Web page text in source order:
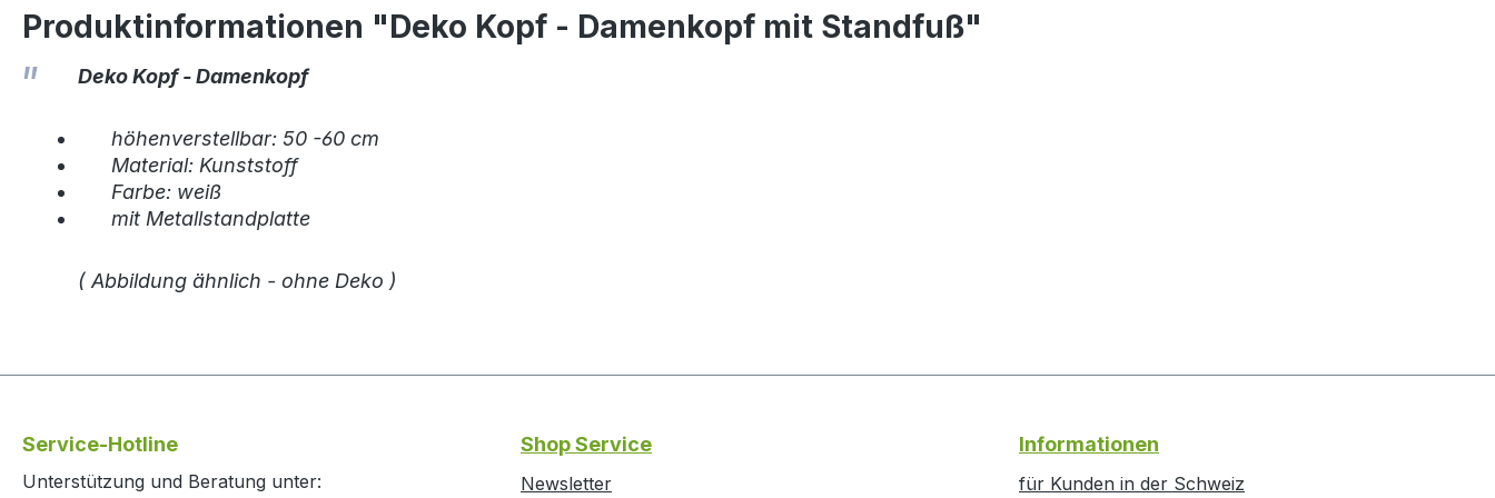
Produktinformationen "Deko Kopf - Damenkopf mit Standfuß"
Deko Kopf - Damenkopf
höhenverstellbar: 50 -60 cm
Material: Kunststoff
Farbe: weiß
mit Metallstandplatte
( Abbildung ähnlich - ohne Deko )
Service-Hotline
Unterstützung und Beratung unter:
Shop Service
Newsletter
Informationen
für Kunden in der Schweiz